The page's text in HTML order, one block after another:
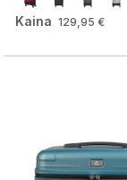
Kaina 129,95 €